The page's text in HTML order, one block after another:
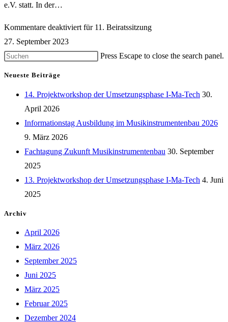
e.V. statt. In der…
Kommentare deaktiviert für 11. Beiratssitzung
27. September 2023
Press Escape to close the search panel.
Neueste Beiträge
14. Projektworkshop der Umsetzungsphase I-Ma-Tech 30.
April 2026
Informationstag Ausbildung im Musikinstrumentenbau 2026
9. März 2026
Fachtagung Zukunft Musikinstrumentenbau 30. September
2025
13. Projektworkshop der Umsetzungsphase I-Ma-Tech 4. Juni
2025
Archiv
April 2026
März 2026
September 2025
Juni 2025
März 2025
Februar 2025
Dezember 2024